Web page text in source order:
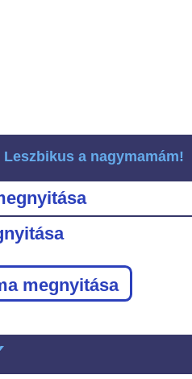
Leszbikus a nagymamám!
megnyitása